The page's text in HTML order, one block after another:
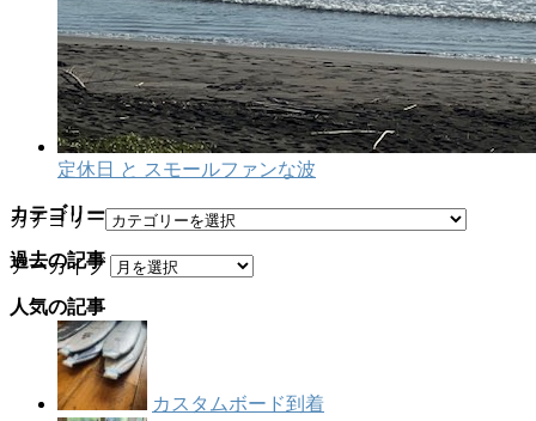
定休日 と スモールファンな波
カテゴリー
カテゴリー
過去の記事
アーカイブ
人気の記事
カスタムボード到着